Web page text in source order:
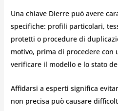
Una chiave Dierre può avere
specifiche: profili particolari,
protetti o procedure di
motivo, prima di procedere con
verificare il modello e lo stato
Affidarsi a esperti significa
non precisa può causare